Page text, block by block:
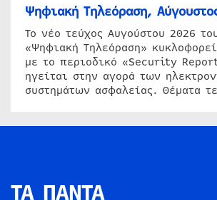
Ψηφιακή Τηλεόραση,
Το νέο τεύχος Αυγούστου 2026
«Ψηφιακή Τηλεόραση»
με το περιοδικό «Security
ηγείται στην αγορά των
συστημάτων ασφαλείας. Θέματα
ΤΑ ΠΑΝΤΑ